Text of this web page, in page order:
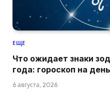
ЕЩЕ
Что ожидает знаки
года: гороскоп на
6 августа, 2026